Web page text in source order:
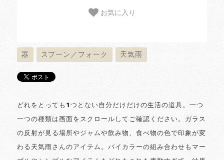
お気に入り
器 スプーン／フォーク 天気雨
どれをとっても1つとない自分だけだけの生活の道具。一つ
一つの種類は画面をスクロールしてご確認ください。ガラス
の反射が見る場所やジャムや飲み物、食べ物の色で印象が変
わる天気雨さんのアイテム。バイカラーの組み合わせもマー